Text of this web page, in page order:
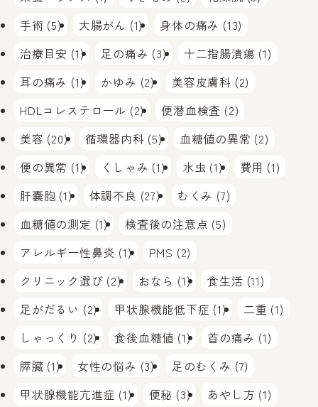
手術 (5)
大腸がん (1)
身体の痛み (13)
治療目安 (1)
足の痛み (3)
十二指腸潰瘍 (1)
耳の痛み (1)
かゆみ (2)
美容皮膚科 (2)
HDLコレステロール (2)
便潜血検査 (2)
美容 (20)
循環器内科 (5)
血糖値の異常 (2)
便の異常 (1)
くしゃみ (1) 水虫 (1)
費用 (1)
肝嚢胞 (1)
体調不良 (27)
むくみ (7)
血糖値の測定 (1)
検査後の注意点 (5)
アレルギー性鼻炎 (1)
PMS (2)
クリニック選び (2)
おなら (1)
食生活 (11)
足がだるい (2)
甲状腺機能低下症 (1)
二重 (1)
しゃっくり (2)
食後血糖値 (1)
首の痛み (1)
膵臓 (1)
女性の悩み (3)
足のむくみ (7)
甲状腺機能亢進症 (1)
便秘 (3)
あやし方 (1)